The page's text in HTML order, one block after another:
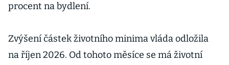
procent na bydlení.
Zvýšení částek životního minima vláda odložila
na říjen 2026. Od tohoto měsíce se má životní